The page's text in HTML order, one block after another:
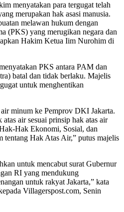
menyatakan para tergugat telah
merupakan hak asasi manusia.
melawan hukum dengan
(PKS) yang merugikan negara dan
Hakim Ketua Iim Nurohim di
PKS antara PAM dan
batal dan tidak berlaku. Majelis
untuk menghentikan
minum ke Pemprov DKI Jakarta.
air sesuai prinsip hak atas air
Hak Ekonomi, Sosial, dan
tentang Hak Atas Air,” putus majelis
untuk mencabut surat Gubernur
RI yang mendukung
untuk rakyat Jakarta,” kata
Villagerspost.com, Senin